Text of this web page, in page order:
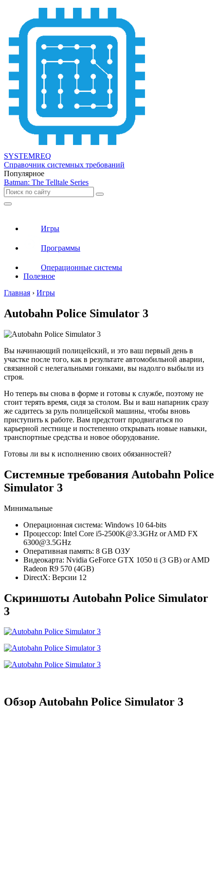
SYSTEMREQ
Справочник системных требований
Популярное
Batman: The Telltale Series
Игры
Программы
Операционные системы
Полезное
Главная › Игры
Autobahn Police Simulator 3
Вы начинающий полицейский, и это ваш первый день в
участке после того, как в результате автомобильной аварии,
связанной с нелегальными гонками, вы надолго выбыли из
строя.
Но теперь вы снова в форме и готовы к службе, поэтому не
стоит терять время, сидя за столом. Вы и ваш напарник сразу
же садитесь за руль полицейской машины, чтобы вновь
приступить к работе. Вам предстоит продвигаться по
карьерной лестнице и постепенно открывать новые навыки,
транспортные средства и новое оборудование.
Готовы ли вы к исполнению своих обязанностей?
Системные требования Autobahn Police
Simulator 3
Минимальные
Операционная система: Windows 10 64-bits
Процессор: Intel Core i5-2500K@3.3GHz or AMD FX
6300@3.5GHz
Оперативная память: 8 GB ОЗУ
Видеокарта: Nvidia GeForce GTX 1050 ti (3 GB) or AMD
Radeon R9 570 (4GB)
DirectX: Версии 12
Скриншоты Autobahn Police Simulator
3
Обзор Autobahn Police Simulator 3